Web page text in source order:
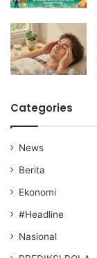
Categories
News
Berita
Ekonomi
#Headline
Nasional